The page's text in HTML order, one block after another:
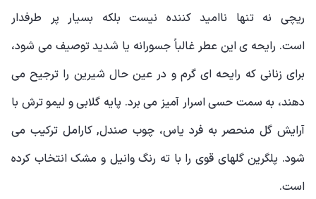
ریچی نه تنها ناامید کننده نیست بلکه بسیار پر طرفدار
است. رایحه ی این عطر غالباً جسورانه یا شدید توصیف می شود،
برای زنانی که رایحه ای گرم و در عین حال شیرین را ترجیح می
دهند، به سمت حسی اسرار آمیز می برد. پایه گلابی و لیمو ترش با
آرایش گل منحصر به فرد یاس، چوب صندل, کارامل ترکیب می
شود. پلگرین گلهای قوی را با ته رنگ وانیل و مشک انتخاب کرده
است.